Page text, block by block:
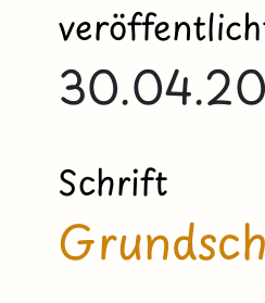
Schrift